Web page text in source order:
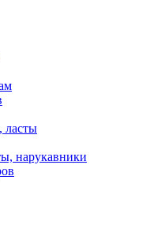
ласты
нарукавники